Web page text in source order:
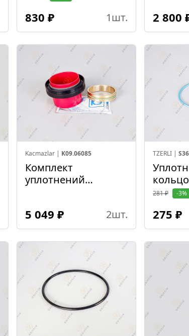
830 ₽ 1шт. 2 800
Kacmazlar | K09.06085
Комплект
уплотнений
5 049 ₽ 2шт.
TZERLI |
кольцо
281 ₽ -3%
275 ₽